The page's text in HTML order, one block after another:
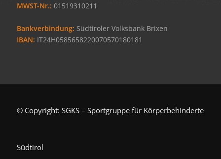
MWST-Nr.: 01519310211
Bankverbindung: Südtiroler Volksbank Brixen
IBAN: IT24H0585658220070570180181
© Copyright: SGKS – Sportgruppe für Körperbehinderte
Südtirol